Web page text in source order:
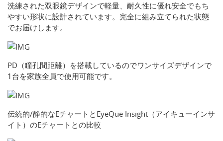
洗練された双眼鏡デザインで軽量、耐久性に優れ安全でもち
やすい形状に設計されています。完全に組み立てられた状態
でお届けします。
PD（瞳孔間距離）を搭載しているのでワンサイズデザインで
1台を家族全員で使用可能です。
伝統的/静的なEチャートとEyeQue Insight（アイキューインサ
イト）のEチャートとの比較